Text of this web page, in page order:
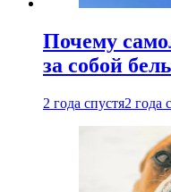
Почему
за собой
2 года спустя2 года